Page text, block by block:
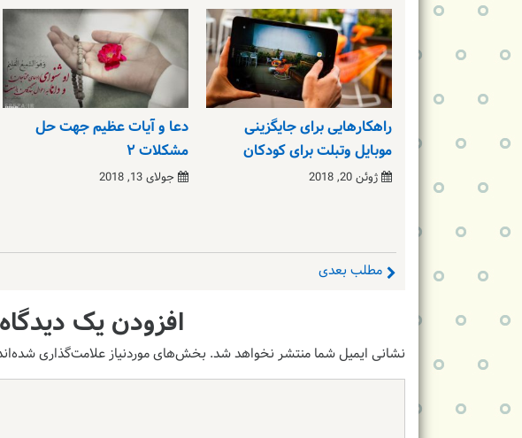
راهکارهایی برای جایگزینی
موبایل وتبلت برای کودکان
ژوئن 20, 2018
دعا و آیات عظیم جهت حل
مشکلات ۲
جولای 13, 2018
مطلب بعدی
افزودن یک دیدگاه
نشانی ایمیل شما منتشر نخواهد شد. بخش‌های موردنیاز علامت‌گذاری